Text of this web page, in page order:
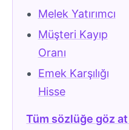
Melek Yatırımcı
Müşteri Kayıp
Oranı
Emek Karşılığı
Hisse
Tüm sözlüğe göz